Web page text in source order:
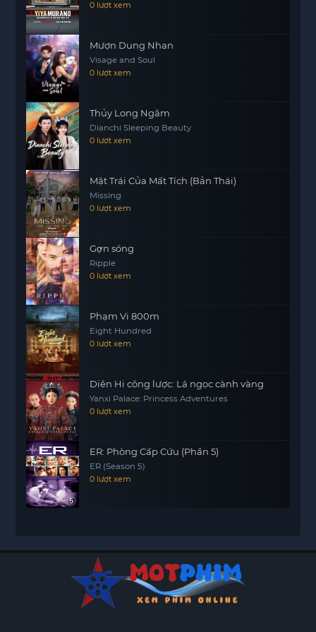
0 lượt xem
Mượn Dung Nhan
Visage and Soul
0 lượt xem
Thủy Long Ngâm
Dianchi Sleeping Beauty
0 lượt xem
Mặt Trái Của Mất Tích (Bản Thái)
Missing
0 lượt xem
Gợn sóng
Ripple
0 lượt xem
Phạm Vi 800m
Eight Hundred
0 lượt xem
Diên Hi công lược: Lá ngọc cành vàng
Yanxi Palace: Princess Adventures
0 lượt xem
ER: Phòng Cấp Cứu (Phần 5)
ER (Season 5)
0 lượt xem